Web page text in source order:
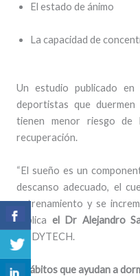
El estado de ánimo
La capacidad de
Un estudio publicado
deportistas que
tienen menor riesgo de
recuperación.
“El sueño es un
descanso adecuado, el
entrenamiento y se
explica el Dr Alejandro
BODYTECH.
5 hábitos que ayudan a